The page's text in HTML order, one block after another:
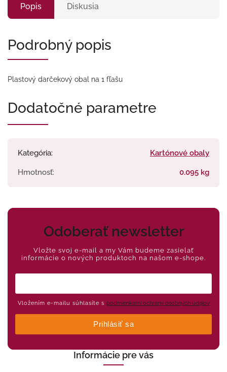
Popis Diskusia
Podrobný popis
Plastový darčekový obal na 1 fľašu
Dodatočné parametre
Kategória: Kartónové obaly
Hmotnosť: 0.095 kg
Odoberať newsletter
Vložte svoj e-mail a my Vám budeme zasielať
informácie o nových produktoch na našom e-shope.
Vložením e-mailu súhlasíte s podmienkami ochrany osobných údajov
Prihlásiť sa
Informácie pre vás